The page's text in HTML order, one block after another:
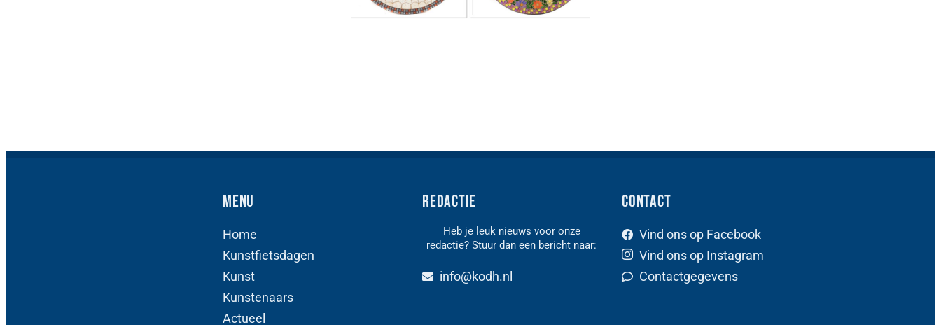
Menu
Home
Kunstfietsdagen
Kunst
Kunstenaars
Actueel
Redactie
Heb je leuk nieuws voor onze
redactie? Stuur dan een bericht naar:
info@kodh.nl
Contact
Vind ons op Facebook
Vind ons op Instagram
Contactgegevens